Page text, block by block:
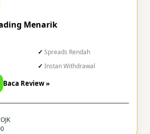
Menarik
Spreads Rendah
Instan Withdrawal
Baca Review »